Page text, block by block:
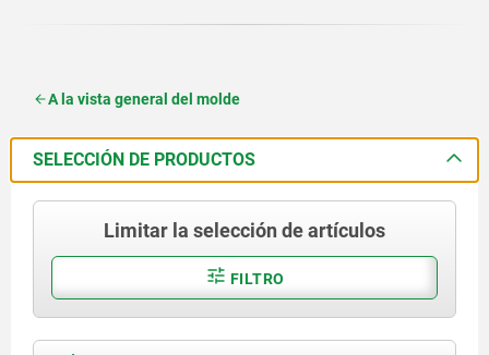
A la vista general del molde
SELECCIÓN DE PRODUCTOS
Limitar la selección de artículos
FILTRO